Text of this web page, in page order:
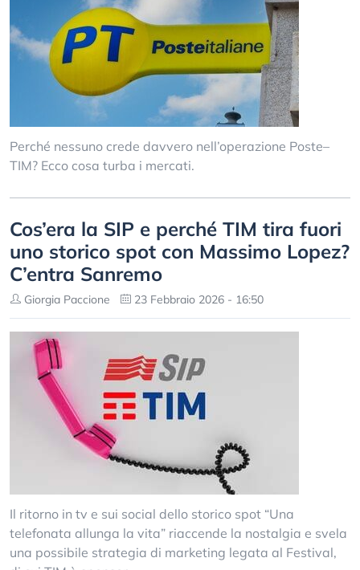
Perché nessuno crede davvero nell’operazione Poste–
TIM? Ecco cosa turba i mercati.
Cos’era la SIP e perché TIM tira fuori
uno storico spot con Massimo Lopez?
C’entra Sanremo
Giorgia Paccione 23 Febbraio 2026 - 16:50
Il ritorno in tv e sui social dello storico spot “Una
telefonata allunga la vita” riaccende la nostalgia e svela
una possibile strategia di marketing legata al Festival,